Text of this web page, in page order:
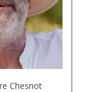
Chesnot